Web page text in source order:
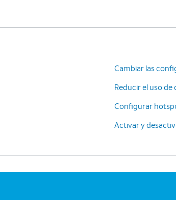
Cambiar las
Reducir el uso
Configurar
Activar y